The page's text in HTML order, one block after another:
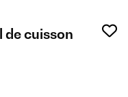
cuisson